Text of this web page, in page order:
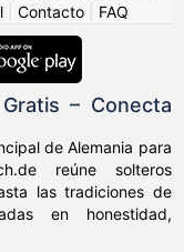
Contacto FAQ
– Conecta
de Alemania para
reúne solteros
las tradiciones de
en honestidad,